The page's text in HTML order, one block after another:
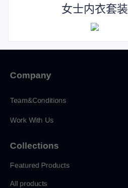
女士内衣套装
Company
Team&Conditions
Work With Us
Collections
Featured Products
All products